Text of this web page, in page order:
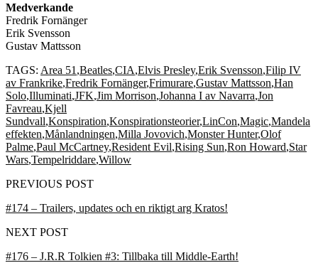
Medverkande
Fredrik Fornänger
Erik Svensson
Gustav Mattsson
TAGS: Area 51 ,Beatles,CIA,Elvis Presley,Erik Svensson,Filip IV
av Frankrike,Fredrik Fornänger,Frimurare,Gustav Mattsson,Han
Solo,Illuminati,JFK,Jim Morrison,Johanna I av Navarra,Jon
Favreau,Kjell
Sundvall,Konspiration,Konspirationsteorier,LinCon,Magic,Mandela
effekten,Månlandningen,Milla Jovovich,Monster Hunter,Olof
Palme,Paul McCartney,Resident Evil,Rising Sun,Ron Howard,Star
Wars,Tempelriddare,Willow
PREVIOUS POST
#174 – Trailers, updates och en riktigt arg Kratos!
NEXT POST
#176 – J.R.R Tolkien #3: Tillbaka till Middle-Earth!